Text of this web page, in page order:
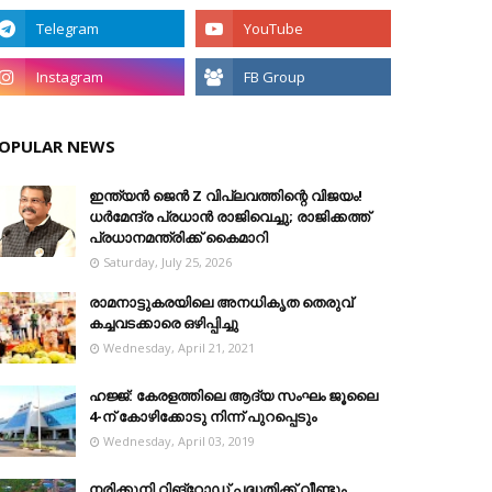
NEWS
ഇന്ത്യൻ ജെൻ Z വിപ്ലവത്തിന്റെ വിജയം!
ധർമേന്ദ്ര പ്രധാൻ രാജിവെച്ചു; രാജിക്കത്ത്
പ്രധാനമന്ത്രിക്ക് കൈമാറി
Saturday, July 25, 2026
രാമനാട്ടുകരയിലെ അനധികൃത തെരുവ്
കച്ചവടക്കാരെ ഒഴിപ്പിച്ചു
Wednesday, April 21, 2021
ഹജ്ജ്: കേരളത്തിലെ ആദ്യ സംഘം ജൂലൈ
4-ന് കോഴിക്കോടു നിന്ന് പുറപ്പെടും
Wednesday, April 03, 2019